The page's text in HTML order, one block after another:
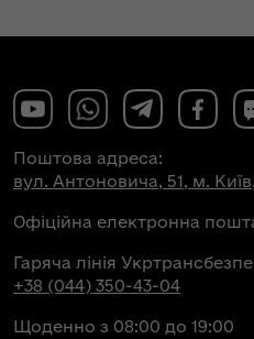
Поштова адреса:
вул. Антоновича, 51, м.
Офіційна електронна
Гаряча лінія
+38 (044) 350-43-04
Щоденно з 08:00 до 19:00